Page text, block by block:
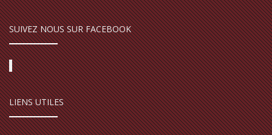
SUIVEZ NOUS SUR FACEBOOK
LIENS UTILES